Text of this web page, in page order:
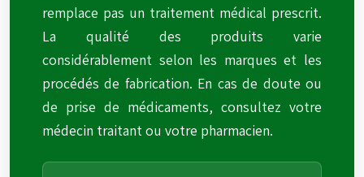
remplace pas un traitement médical prescrit.
La qualité des produits varie
considérablement selon les marques et les
procédés de fabrication. En cas de doute ou
de prise de médicaments, consultez votre
médecin traitant ou votre pharmacien.